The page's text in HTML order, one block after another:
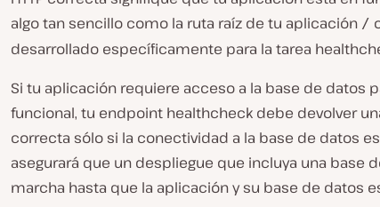
algo tan sencillo como la ruta raíz de tu aplicación /
desarrollado específicamente para la tarea
Si tu aplicación requiere acceso a la base de datos
funcional, tu endpoint healthcheck debe devolver
correcta sólo si la conectividad a la base de datos
asegurará que un despliegue que incluya una base
marcha hasta que la aplicación y su base de datos